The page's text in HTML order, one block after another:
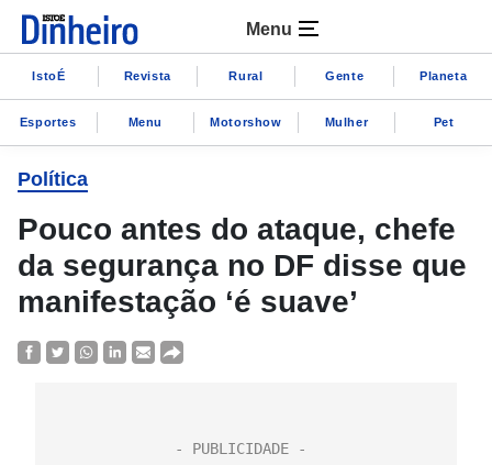
Menu
IstoÉ Revista Rural Gente Planeta
Esportes Menu Motorshow Mulher Pet
Política
Pouco antes do ataque, chefe
da segurança no DF disse que
manifestação ‘é suave’